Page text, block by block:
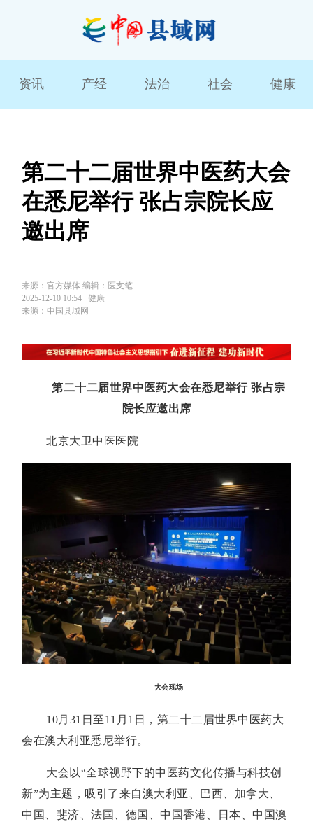
资讯 产经 法治 社会 健康
第二十二届世界中医药大会
在悉尼举行 张占宗院长应
邀出席
来源：官方媒体 编辑：医支笔
2025-12-10 10:54 ∙健康
来源：中国县域网
第二十二届世界中医药大会在悉尼举行 张占宗
院长应邀出席
北京大卫中医医院
大会现场
10月31日至11月1日，第二十二届世界中医药大
会在澳大利亚悉尼举行。
大会以“全球视野下的中医药文化传播与科技创
新”为主题，吸引了来自澳大利亚、巴西、加拿大、
中国、斐济、法国、德国、中国香港、日本、中国澳